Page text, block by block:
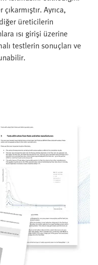
Ayrıca,
üreticilerin
ısı girişi üzerine
testlerin sonuçları ve